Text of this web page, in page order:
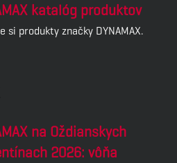
katalóg produktov
si produkty značky DYNAMAX.
na Oždianskych
2026: vôňa